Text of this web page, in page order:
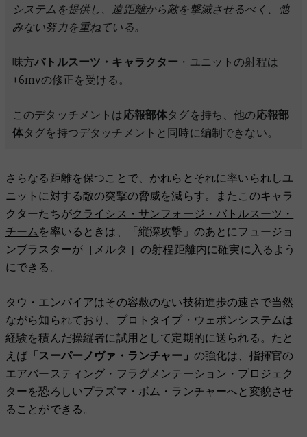
システムを提供し、遠距離から敵を撃滅させるべく、弛
みない努力を重ねている。
味方バトルスーツ・キャラクター ・ユニットの射程は
+6mvの修正を受ける。
このデタッチメントは 応報部体タグを持ち、他の応報部
体タグを持つデタッチメントと同時に編制できない。
さらなる距離を保つことで、かれらとそれに率いられしユ
ニットに対する敵の突撃の脅威を減らす。またこのキャラ
クターたちがクライシス・サンフォージ・バトルスーツ・
チームを率いるときは、「縦深攻撃」のあとにフュージョ
ンブラスターが［メルタ ］の射程距離内に確実に入るよう
にできる。
タウ・エンパイアはその容赦のない技術進歩の速さで当然
ながら知られており、プロトタイプ・ウェポンシステムは
経験を積んだ操縦者に試用として定期的に送られる。たと
えば 「スーパーノヴァ・ランチャー」 の強化は、指揮官の
エアバースティング・フラグメンテーション・プロジェク
ターを恐ろしいプラズマ・ボム・ランチャーへと変貌させ
ることができる。